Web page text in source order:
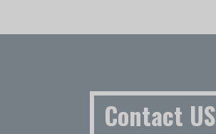
Contact US